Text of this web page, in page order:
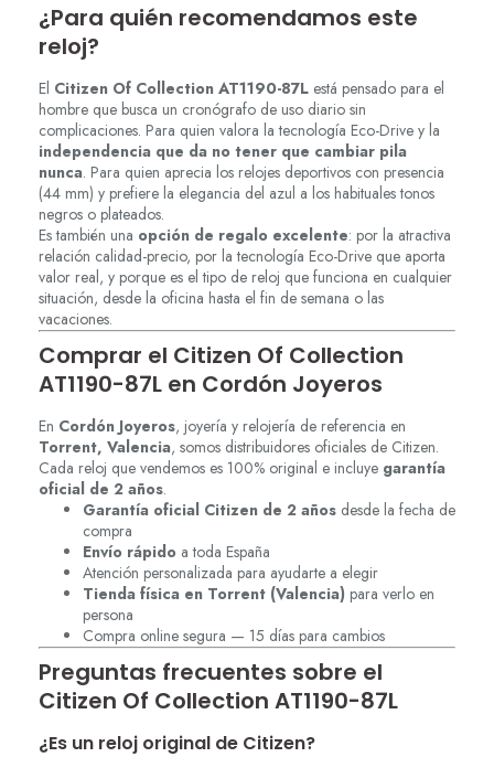
¿Para quién recomendamos este
reloj?
El Citizen Of Collection AT1190-87L está pensado para el
hombre que busca un cronógrafo de uso diario sin
complicaciones. Para quien valora la tecnología Eco-Drive y la
independencia que da no tener que cambiar pila
nunca. Para quien aprecia los relojes deportivos con presencia
(44 mm) y prefiere la elegancia del azul a los habituales tonos
negros o plateados.
Es también una opción de regalo excelente: por la atractiva
relación calidad-precio, por la tecnología Eco-Drive que aporta
valor real, y porque es el tipo de reloj que funciona en cualquier
situación, desde la oficina hasta el fin de semana o las
vacaciones.
Comprar el Citizen Of Collection
AT1190-87L en Cordón Joyeros
En Cordón Joyeros, joyería y relojería de referencia en
Torrent, Valencia, somos distribuidores oficiales de Citizen.
Cada reloj que vendemos es 100% original e incluye garantía
oficial de 2 años.
Garantía oficial Citizen de 2 años desde la fecha de
compra
Envío rápido a toda España
Atención personalizada para ayudarte a elegir
Tienda física en Torrent (Valencia) para verlo en
persona
Compra online segura — 15 días para cambios
Preguntas frecuentes sobre el
Citizen Of Collection AT1190-87L
¿Es un reloj original de Citizen?